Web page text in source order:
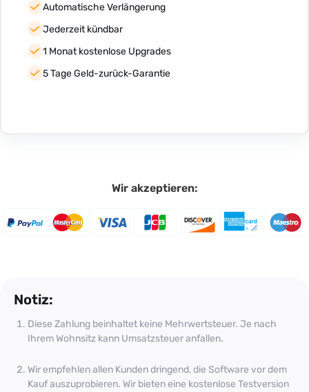
Automatische Verlängerung
Jederzeit kündbar
1 Monat kostenlose Upgrades
5 Tage Geld-zurück-Garantie
Wir akzeptieren:
Notiz:
Diese Zahlung beinhaltet keine Mehrwertsteuer. Je nach
Ihrem Wohnsitz kann Umsatzsteuer anfallen.
Wir empfehlen allen Kunden dringend, die Software vor dem
Kauf auszuprobieren. Wir bieten eine kostenlose Testversion